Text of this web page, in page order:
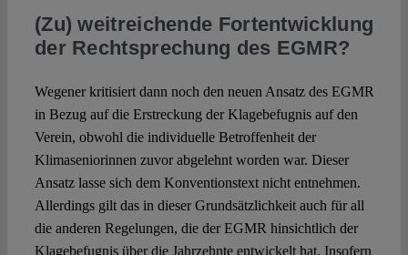
(Zu) weitreichende Fortentwicklung
der Rechtsprechung des EGMR?
Wegener kritisiert dann noch den neuen Ansatz des EGMR
in Bezug auf die Erstreckung der Klagebefugnis auf den
Verein, obwohl die individuelle Betroffenheit der
Klimaseniorinnen zuvor abgelehnt worden war. Dieser
Ansatz lasse sich dem Konventionstext nicht entnehmen.
Allerdings gilt das in dieser Grundsätzlichkeit auch für all
die anderen Regelungen, die der EGMR hinsichtlich der
Klagebefugnis über die Jahrzehnte entwickelt hat. Insofern